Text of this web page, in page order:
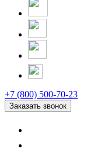
+7 (800) 500-70-23
Заказать звонок